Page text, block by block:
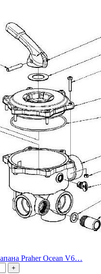
Praher Ocean V6…
+